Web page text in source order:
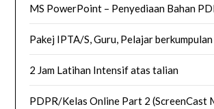
MS PowerPoint – Penyediaan Bahan
Pakej IPTA/S, Guru, Pelajar berkumpulan
2 Jam Latihan Intensif atas talian
PDPR/Kelas Online Part 2 (ScreenCast